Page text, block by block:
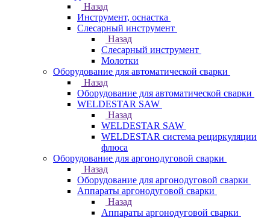
Назад
Инструмент, оснастка
Слесарный инструмент
Назад
Слесарный инструмент
Молотки
Оборудование для автоматической сварки
Назад
Оборудование для автоматической сварки
WELDESTAR SAW
Назад
WELDESTAR SAW
WELDESTAR система рециркуляции
флюса
Оборудование для аргонодуговой сварки
Назад
Оборудование для аргонодуговой сварки
Аппараты аргонодуговой сварки
Назад
Аппараты аргонодуговой сварки